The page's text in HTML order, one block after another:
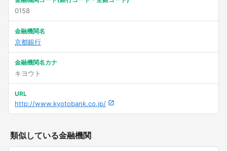
0158
金融機関名
京都銀行
金融機関名カナ
キヨウト
URL
http://www.kyotobank.co.jp/
類似している金融機関